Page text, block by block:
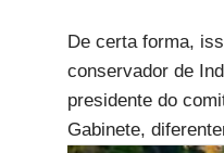
De certa forma,
conservador de
presidente do
Gabinete,